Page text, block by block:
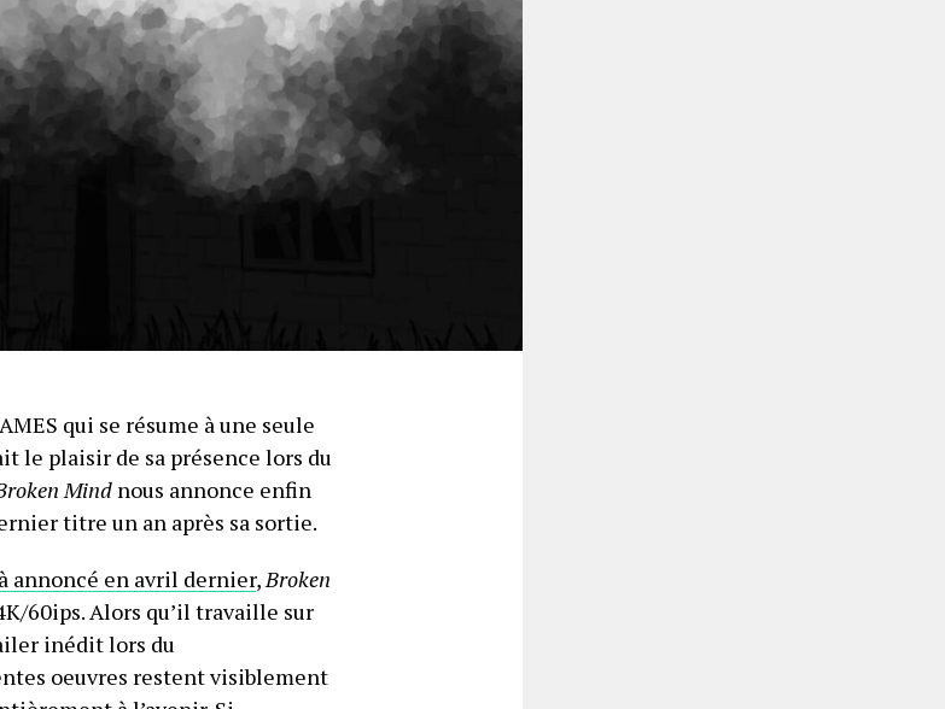
qui se résume à une seule
le plaisir de sa présence lors du
Mind nous annonce enfin
titre un an après sa sortie.
annoncé en avril dernier,Broken
60ips. Alors qu’il travaille sur
inédit lors du
oeuvres restent visiblement